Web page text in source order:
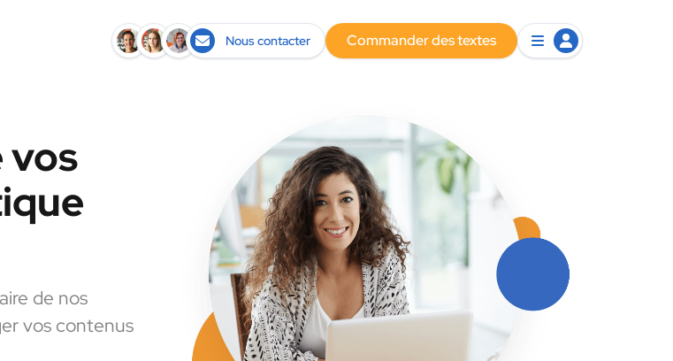
Nous contacter Commander des textes
vos
de nos
vos contenus